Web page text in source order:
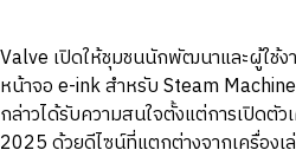
Valve เปิดให้ชุมชนนักพัฒนาและผู้ใช้
หน้าจอ e-ink สำหรับ Steam
กล่าวได้รับความสนใจตั้งแต่การเปิดตั